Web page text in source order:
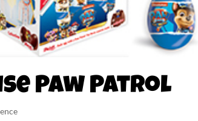
Paw Patrol